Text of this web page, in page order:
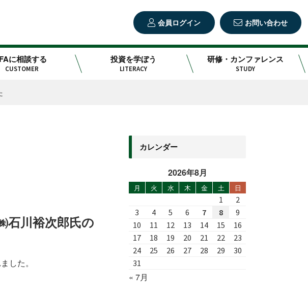
会員ログイン お問い合わせ
に相談する
CUSTOMER
投資を学ぼう
LITERACY
研修・カンファレンス
STUDY
石川裕次郎氏の
した。
カレンダー
2026年8月
月 火 水 木 金 土 日
1
2
3
4 5 6 7 8
9
10
11 12 13 14 15
16
17
18 19 20 21 22
23
24
25 26 27 28 29
30
31
« 7月